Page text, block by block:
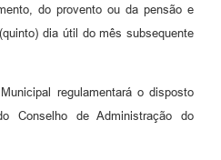
do provento ou da pensão e
dia útil do mês subsequente
regulamentará o disposto
Conselho de Administração do